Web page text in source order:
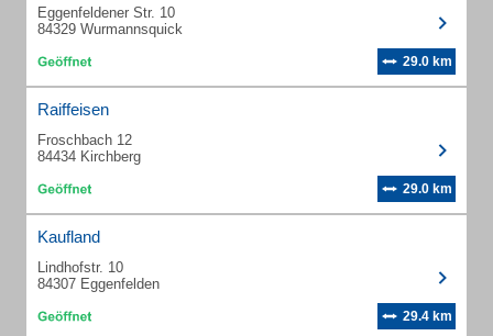
Eggenfeldener Str. 10
84329 Wurmannsquick
29.0 km
Raiffeisen
Froschbach 12
84434 Kirchberg
29.0 km
Kaufland
Lindhofstr. 10
84307 Eggenfelden
29.4 km